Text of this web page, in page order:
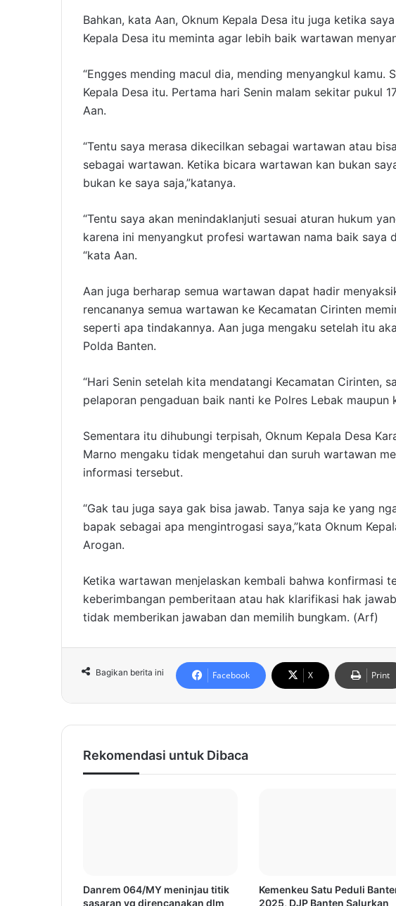
Bahkan, kata Aan, Oknum Kepala Desa itu juga ketika
Kepala Desa itu meminta agar lebih baik wartawan
“Engges mending macul dia, mending menyangkul kamu.
Kepala Desa itu. Pertama hari Senin malam sekitar pukul
Aan.
“Tentu saya merasa dikecilkan sebagai wartawan atau
sebagai wartawan. Ketika bicara wartawan kan bukan
bukan ke saya saja,”katanya.
“Tentu saya akan menindaklanjuti sesuai aturan hukum
karena ini menyangkut profesi wartawan nama baik saya
“kata Aan.
Aan juga berharap semua wartawan dapat hadir
rencananya semua wartawan ke Kecamatan Cirinten
seperti apa tindakannya. Aan juga mengaku setelah itu
Polda Banten.
“Hari Senin setelah kita mendatangi Kecamatan Cirinten,
pelaporan pengaduan baik nanti ke Polres Lebak maupun
Sementara itu dihubungi terpisah, Oknum Kepala Desa
Marno mengaku tidak mengetahui dan suruh wartawan
informasi tersebut.
“Gak tau juga saya gak bisa jawab. Tanya saja ke yang
bapak sebagai apa mengintrogasi saya,”kata Oknum
Arogan.
Ketika wartawan menjelaskan kembali bahwa konfirmasi
keberimbangan pemberitaan atau hak klarifikasi hak
tidak memberikan jawaban dan memilih bungkam. (Arf)
Bagikan berita ini Facebook X Print
Rekomendasi untuk Dibaca
Danrem 064/MY meninjau titik
sasaran yg direncanakan dlm
Kemenkeu Satu Peduli
2025, DJP Banten Salurkan